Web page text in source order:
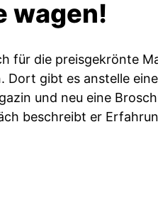
wagen!
für die preisgekrönte
Dort gibt es anstelle
und neu eine
beschreibt er